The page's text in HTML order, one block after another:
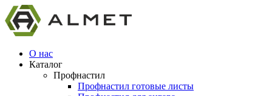
О нас
Каталог
Профнастил
Профнастил готовые листы